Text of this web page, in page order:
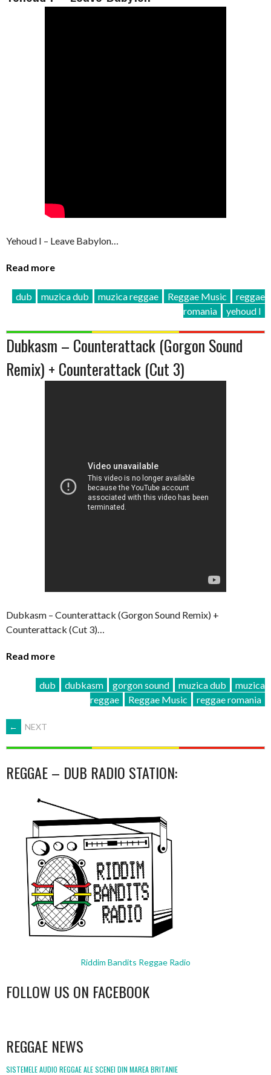
Yehoud I – Leave Babylon…
Read more
dub muzica dub muzica reggae Reggae Music
reggae
romania
yehoud I
Dubkasm – Counterattack (Gorgon Sound
Remix) + Counterattack (Cut 3)
Dubkasm – Counterattack (Gorgon Sound Remix) +
Counterattack (Cut 3)…
Read more
dub dubkasm gorgon sound muzica dub
muzica
reggae
Reggae Music reggae romania
POSTS
NAVIGATION
← NEXT
REGGAE – DUB RADIO STATION:
Riddim Bandits Reggae Radio
FOLLOW US ON FACEBOOK
REGGAE NEWS
SISTEMELE AUDIO REGGAE ALE SCENEI DIN MAREA BRITANIE